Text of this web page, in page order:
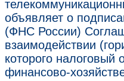
объявляет о
(ФНС России)
взаимодействии
которого налоговый
финансово-